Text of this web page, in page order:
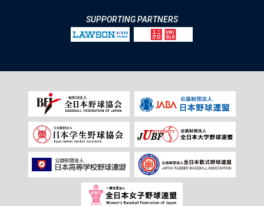
SUPPORTING PARTNERS